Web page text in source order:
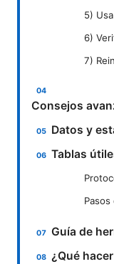
5)
6)
7)
Consejos
Datos y
Tablas
Guía de
¿Qué